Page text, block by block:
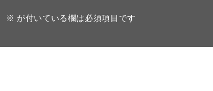
※ が付いている欄は必須項目です